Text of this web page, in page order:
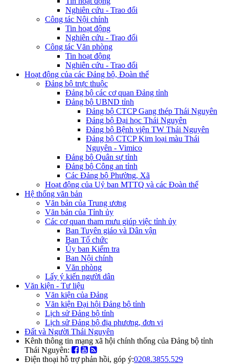
Nghiên cứu - Trao đổi
Công tác Nội chính
Tin hoạt động
Nghiên cứu - Trao đổi
Công tác Văn phòng
Tin hoạt động
Nghiên cứu - Trao đổi
Hoạt động của các Đảng bộ, Đoàn thể
Đảng bộ trực thuộc
Đảng bộ các cơ quan Đảng tỉnh
Đảng bộ UBND tỉnh
Đảng bộ CTCP Gang thép Thái Nguyên
Đảng bộ Đại học Thái Nguyên
Đảng bộ Bệnh viện TW Thái Nguyên
Đảng bộ CTCP Kim loại màu Thái
Nguyên - Vimico
Đảng bộ Quân sự tỉnh
Đảng bộ Công an tỉnh
Các Đảng bộ Phường, Xã
Hoạt động của Uỷ ban MTTQ và các Đoàn thể
Hệ thống văn bản
Văn bản của Trung ương
Văn bản của Tỉnh ủy
Các cơ quan tham mưu giúp việc tỉnh ủy
Ban Tuyên giáo và Dân vận
Ban Tổ chức
Ủy ban Kiểm tra
Ban Nội chính
Văn phòng
Lấy ý kiến người dân
Văn kiện - Tư liệu
Văn kiện của Đảng
Văn kiện Đại hội Đảng bộ tỉnh
Lịch sử Đảng bộ tỉnh
Lịch sử Đảng bộ địa phương, đơn vị
Đất và Người Thái Nguyên
Kênh thông tin mạng xã hội chính thống của Đảng bộ tỉnh
Thái Nguyên:
Điện thoại hỗ trợ phản hồi, góp ý:0208.3855.529